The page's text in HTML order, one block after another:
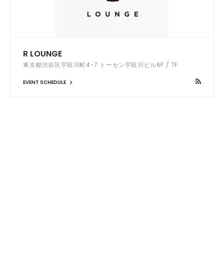
R LOUNGE
東京都渋谷区宇田川町4-7 トーセン宇田川ビル6F / 7F
EVENT SCHEDULE